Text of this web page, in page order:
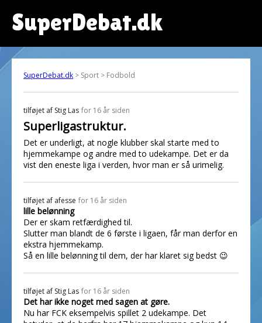
SuperDebat.dk
SuperDebat.dk > Sport > Fodbold
tilføjet af Stig Las for 16 år siden
Superligastruktur.
Det er underligt, at nogle klubber skal starte med to
hjemmekampe og andre med to udekampe. Det er da
vist den eneste liga i verden, hvor man er så urimelig.
tilføjet af afesse for 16 år siden
lille belønning
Der er skam retfærdighed til.
Slutter man blandt de 6 første i ligaen, får man derfor en
ekstra hjemmekamp.
Så en lille belønning til dem, der har klaret sig bedst 😉
tilføjet af Stig Las for 16 år siden
Det har ikke noget med sagen at gøre.
Nu har FCK eksempelvis spillet 2 udekampe. Det